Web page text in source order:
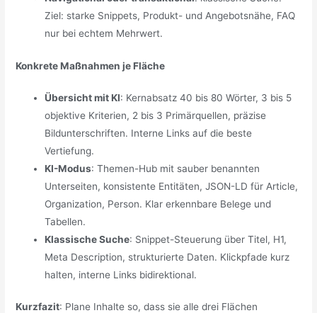
Ziel: starke Snippets, Produkt- und Angebotsnähe, FAQ
nur bei echtem Mehrwert.
Konkrete Maßnahmen je Fläche
Übersicht mit KI: Kernabsatz 40 bis 80 Wörter, 3 bis 5
objektive Kriterien, 2 bis 3 Primärquellen, präzise
Bildunterschriften. Interne Links auf die beste
Vertiefung.
KI-Modus: Themen-Hub mit sauber benannten
Unterseiten, konsistente Entitäten, JSON-LD für Article,
Organization, Person. Klar erkennbare Belege und
Tabellen.
Klassische Suche: Snippet-Steuerung über Titel, H1,
Meta Description, strukturierte Daten. Klickpfade kurz
halten, interne Links bidirektional.
Kurzfazit: Plane Inhalte so, dass sie alle drei Flächen